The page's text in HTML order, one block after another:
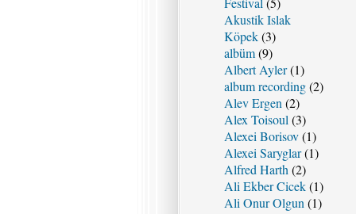
Akustik Islak
Köpek(3)
albüm(9)
Albert Ayler(1)
album recording(2)
Alev Ergen (2)
Alex Toisoul (3)
Alexei Borisov(1)
Alexei Saryglar(1)
Alfred Harth (2)
Ali Ekber Cicek(1)
Ali Onur Olgun (1)